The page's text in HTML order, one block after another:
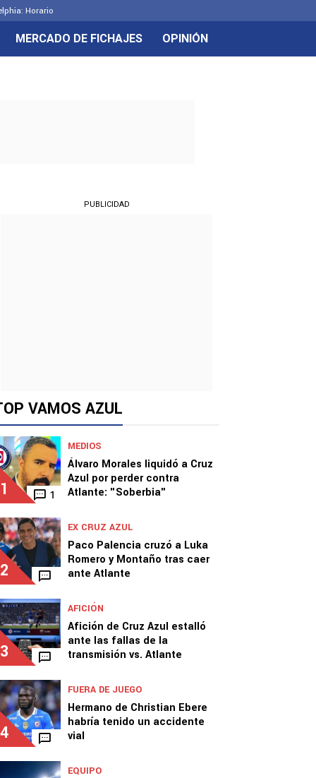
Horario
MERCADO DE FICHAJES OPINIÓN
PUBLICIDAD
VAMOS AZUL
1 1
MEDIOS
Álvaro Morales liquidó a Cruz
Azul por perder contra
Atlante: "Soberbia"
2
EX CRUZ AZUL
Paco Palencia cruzó a Luka
Romero y Montaño tras caer
ante Atlante
3
AFICIÓN
Afición de Cruz Azul estalló
ante las fallas de la
transmisión vs. Atlante
4
FUERA DE JUEGO
Hermano de Christian Ebere
habría tenido un accidente
vial
EQUIPO